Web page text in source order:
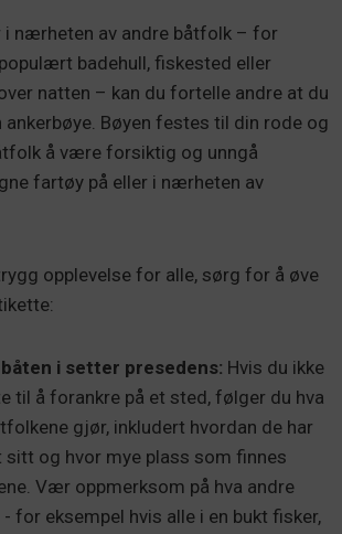
i nærheten av andre båtfolk – for
badehull, fiskested eller
natten – kan du fortelle andre at du
Bøyen festes til din rode og
å være forsiktig og unngå
fartøy på eller i nærheten av
opplevelse for alle, sørg for å øve
i setter presedens: Hvis du ikke
til å forankre på et sted, følger du hva
gjør, inkludert hvordan de har
sitt og hvor mye plass som finnes
Vær oppmerksom på hva andre
for eksempel hvis alle i en bukt fisker,